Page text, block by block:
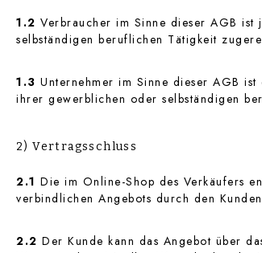
1.2 Verbraucher im Sinne dieser AGB
selbständigen beruflichen Tätigkeit
1.3 Unternehmer im Sinne dieser AGB
ihrer gewerblichen oder selbständigen
2) Vertragsschluss
2.1 Die im Online-Shop des Verkäufers
verbindlichen Angebots durch den
2.2 Der Kunde kann das Angebot über